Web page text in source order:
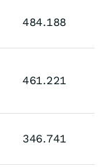
484.188
461.221
346.741